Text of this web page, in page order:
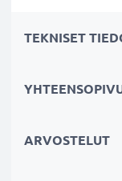
siksi akuillamme
Jos
TEKNISET
ARVOSTELUT